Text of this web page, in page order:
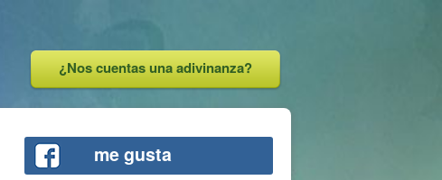
¿Nos cuentas una adivinanza?
me gusta